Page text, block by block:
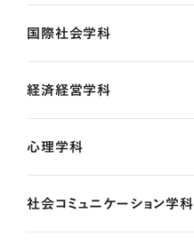
国際社会学科
経済経営学科
心理学科
社会コミュニケーション学科